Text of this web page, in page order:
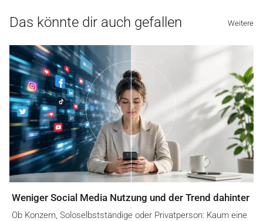
Das könnte dir auch gefallen Weitere
Weniger Social Media Nutzung und der Trend dahinter
Ob Konzern, Soloselbstständige oder Privatperson: Kaum eine